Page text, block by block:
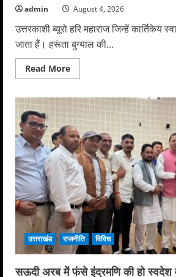
admin August 4, 2026
उत्तरकाशी ब्यूरो हरि महाराज जिन्हें कार्तिकेय
जाता हैं। हरूंता बुग्याल की...
Read MoreRead
more
बुग्याल
की
शैल
यात्रा:
हरि
महाराज
का
दुग्ध-
दधि
अभिषेक,
विधायक
ने
लिया
आशीर्वाद,
सुख-
समृद्धि
की
कामना
उत्तराखंड राजनीति विविध
सऊदी अरब में फंसे इंद्रमणि की हो स्वदेश